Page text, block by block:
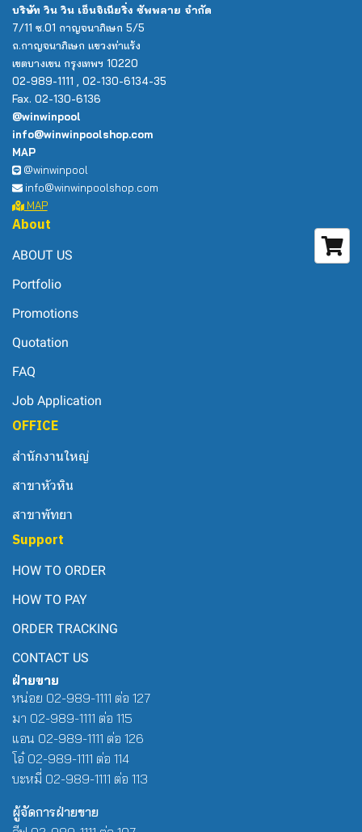
บริษัท วิน วิน เอ็นจิเนียริ่ง ซัพพลาย จำกัด
7/11 ซ.01 กาญจนาภิเษก 5/5
ถ.กาญจนาภิเษก แขวงท่าแร้ง
เขตบางเขน กรุงเทพฯ 10220
02-989-1111 , 02-130-6134-35
Fax. 02-130-6136
@winwinpool
info@winwinpoolshop.com
MAP
@winwinpool
info@winwinpoolshop.com
MAP
About
ABOUT US
Portfolio
Promotions
Quotation
FAQ
Job Application
OFFICE
สำนักงานใหญ่
สาขาหัวหิน
สาขาพัทยา
Support
HOW TO ORDER
HOW TO PAY
ORDER TRACKING
CONTACT US
ฝ่ายขาย
หน่อย 02-989-1111 ต่อ 127
มา 02-989-1111 ต่อ 115
แอน 02-989-1111 ต่อ 126
โอ๋ 02-989-1111 ต่อ 114
บะหมี่ 02-989-1111 ต่อ 113
ผู้จัดการฝ่ายขาย